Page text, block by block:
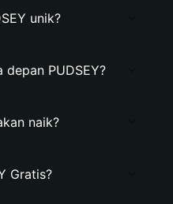
unik?
depan PUDSEY?
naik?
Gratis?